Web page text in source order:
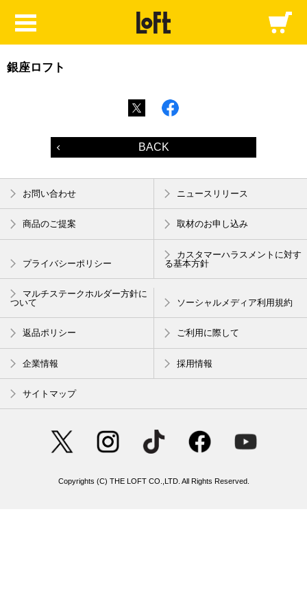
銀座ロフト
BACK
お問い合わせ ニュースリリース
商品のご提案 取材のお申し込み
プライバシーポリシー
カスタマーハラスメントに対す
る基本方針
マルチステークホルダー方針に
ついて
ソーシャルメディア利用規約
返品ポリシー ご利用に際して
企業情報 採用情報
サイトマップ
Copyrights (C) THE LOFT CO.,LTD. All Rights Reserved.